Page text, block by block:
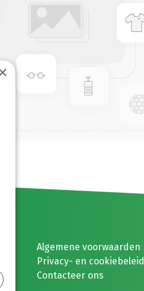
Algemene voorwaarden
Privacy- en cookiebeleid
Contacteer ons